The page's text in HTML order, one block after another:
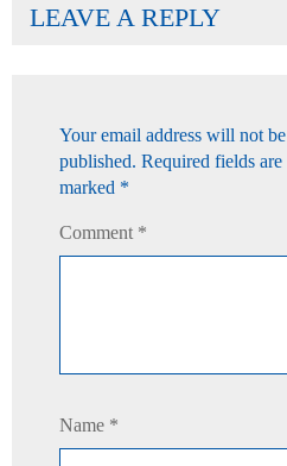
LEAVE A REPLY
Your email address will not be
published. Required fields are
marked *
Comment *
Name *